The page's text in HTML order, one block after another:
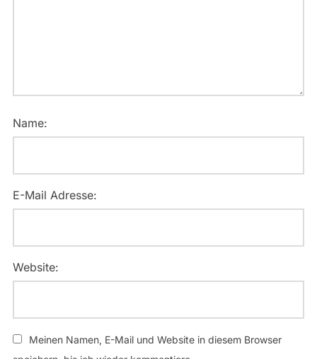
Name:
E-Mail Adresse:
Website:
Meinen Namen, E-Mail und Website in diesem Browser